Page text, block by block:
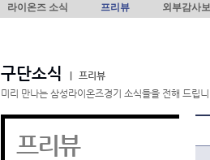
라이온즈 소식 프리뷰 외부감사
구단소식
프리뷰
미리 만나는 삼성라이온즈경기 소식들을 전해 드립니
프리뷰